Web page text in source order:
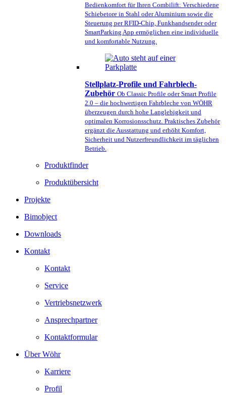
Bedienkomfort für Ihren Combilift: Verschiedene
Schiebetore in Stahl oder Aluminium sowie die
Steuerung per RFID-Chip, Funkhandsender oder
SmartParking App ermöglichen eine individuelle
und komfortable Nutzung.
Stellplatz-Profile und Fahrblech-
Zubehör Ob Classic Profile oder Smart Profile
2.0 – die hochwertigen Fahrbleche von WÖHR
überzeugen durch hohe Langlebigkeit und
optimalen Korrosionsschutz. Praktisches Zubehör
ergänzt die Ausstattung und erhöht Komfort,
Sicherheit und Nutzerfreundlichkeit im täglichen
Betrieb.
Produktfinder
Produktübersicht
Projekte
Bimobject
Downloads
Kontakt
Kontakt
Service
Vertriebsnetzwerk
Ansprechpartner
Kontaktformular
Über Wöhr
Karriere
Profil